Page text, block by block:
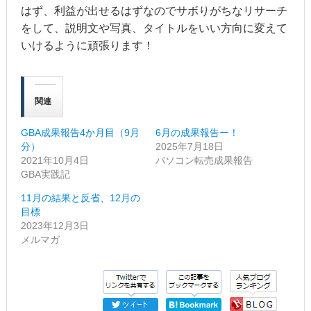
はず、利益が出せるはずなのでサボりがちなリサーチ
をして、説明文や写真、タイトルをいい方向に変えて
いけるように頑張ります！
関連
GBA成果報告4か月目（9月
分）
2021年10月4日
GBA実践記
6月の成果報告ー！
2025年7月18日
パソコン転売成果報告
11月の結果と反省、12月の
目標
2023年12月3日
メルマガ